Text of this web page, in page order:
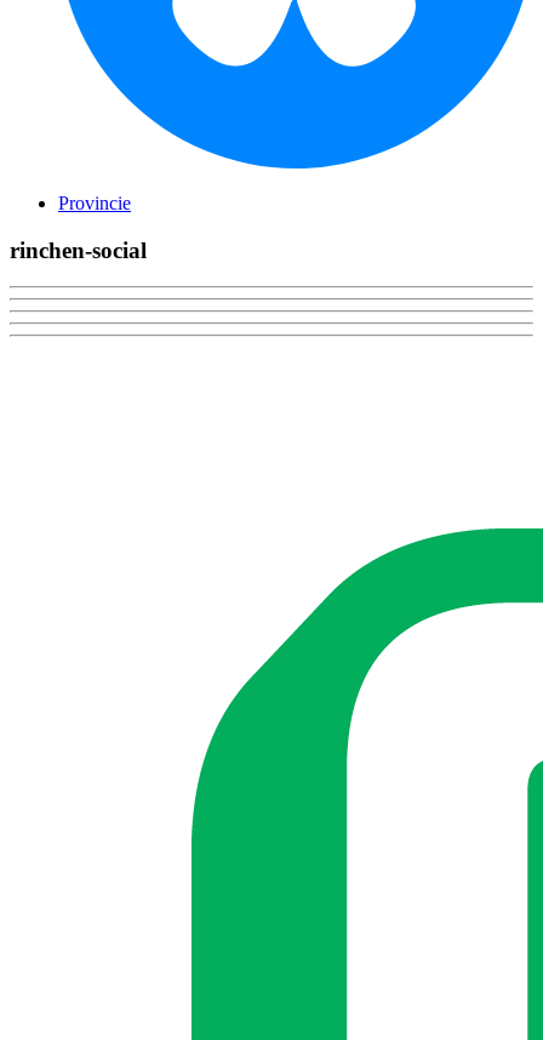
Provincie
rinchen-social